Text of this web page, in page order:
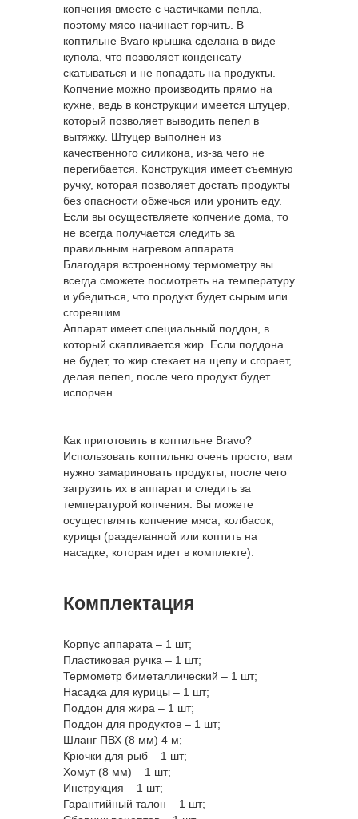
копчения вместе с частичками пепла,
поэтому мясо начинает горчить. В
коптильне Bvaro крышка сделана в виде
купола, что позволяет конденсату
скатываться и не попадать на продукты.
Копчение можно производить прямо на
кухне, ведь в конструкции имеется штуцер,
который позволяет выводить пепел в
вытяжку. Штуцер выполнен из
качественного силикона, из-за чего не
перегибается. Конструкция имеет съемную
ручку, которая позволяет достать продукты
без опасности обжечься или уронить еду.
Если вы осуществляете копчение дома, то
не всегда получается следить за
правильным нагревом аппарата.
Благодаря встроенному термометру вы
всегда сможете посмотреть на температуру
и убедиться, что продукт будет сырым или
сгоревшим.
Аппарат имеет специальный поддон, в
который скапливается жир. Если поддона
не будет, то жир стекает на щепу и сгорает,
делая пепел, после чего продукт будет
испорчен.
Как приготовить в коптильне Bravo?
Использовать коптильню очень просто, вам
нужно замариновать продукты, после чего
загрузить их в аппарат и следить за
температурой копчения. Вы можете
осуществлять копчение мяса, колбасок,
курицы (разделанной или коптить на
насадке, которая идет в комплекте).
Комплектация
Корпус аппарата – 1 шт;
Пластиковая ручка – 1 шт;
Термометр биметаллический – 1 шт;
Насадка для курицы – 1 шт;
Поддон для жира – 1 шт;
Поддон для продуктов – 1 шт;
Шланг ПВХ (8 мм) 4 м;
Крючки для рыб – 1 шт;
Хомут (8 мм) – 1 шт;
Инструкция – 1 шт;
Гарантийный талон – 1 шт;